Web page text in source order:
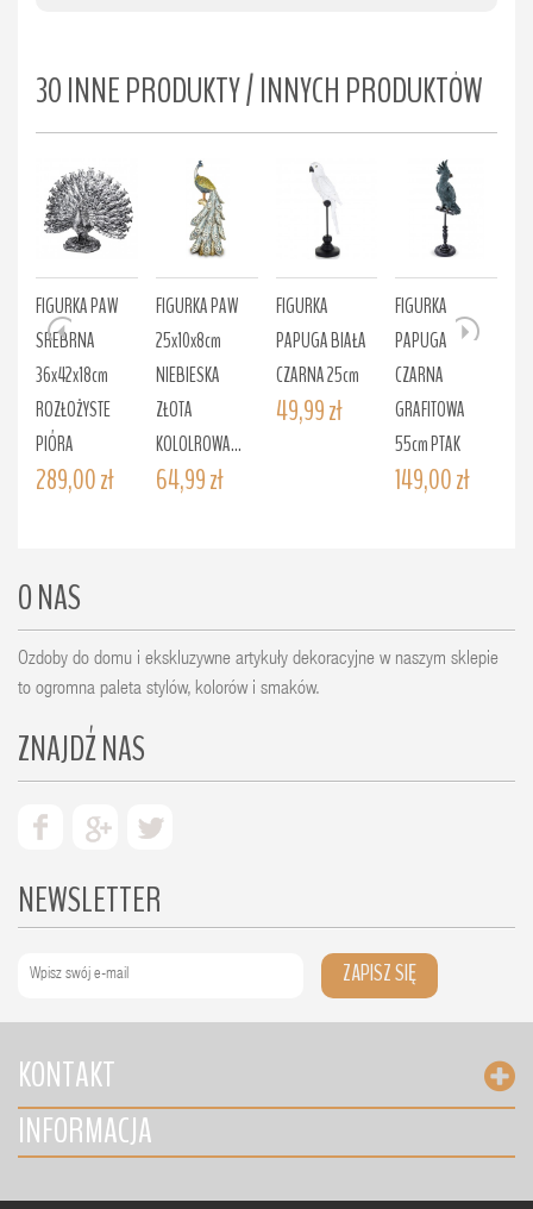
30 INNE PRODUKTY / INNYCH PRODUKTÓW
FIGURKA PAW
SREBRNA
36x42x18cm
ROZŁOŻYSTE
PIÓRA
289,00 zł
FIGURKA PAW
25x10x8cm
NIEBIESKA
ZŁOTA
KOLOLROWA...
64,99 zł
FIGURKA
PAPUGA BIAŁA
CZARNA 25cm
49,99 zł
FIGURKA
PAPUGA
CZARNA
GRAFITOWA
55cm PTAK
149,00 zł
O NAS
Ozdoby do domu i ekskluzywne artykuły dekoracyjne w naszym sklepie
to ogromna paleta stylów, kolorów i smaków.
ZNAJDŹ NAS
NEWSLETTER
ZAPISZ SIĘ
KONTAKT
INFORMACJA